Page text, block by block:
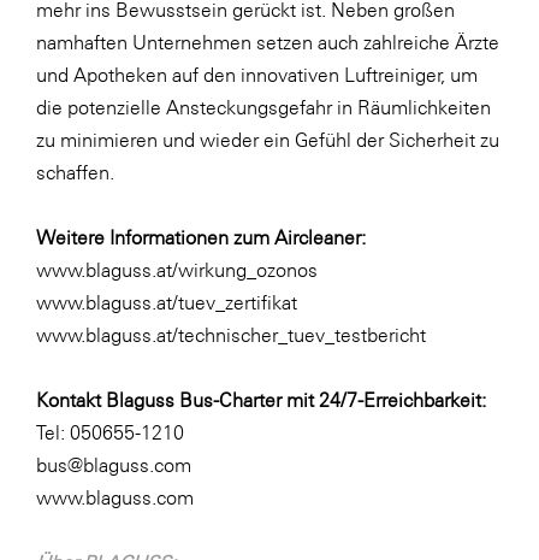
mehr ins Bewusstsein gerückt ist. Neben großen
namhaften Unternehmen setzen auch zahlreiche Ärzte
und Apotheken auf den innovativen Luftreiniger, um
die potenzielle Ansteckungsgefahr in Räumlichkeiten
zu minimieren und wieder ein Gefühl der Sicherheit zu
schaffen.
Weitere Informationen zum Aircleaner:
www.blaguss.at/wirkung_ozonos
www.blaguss.at/tuev_zertifikat
www.blaguss.at/technischer_tuev_testbericht
Kontakt Blaguss Bus-Charter mit 24/7-Erreichbarkeit:
Tel: 050655-1210
bus@blaguss.com
www.blaguss.com